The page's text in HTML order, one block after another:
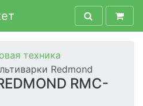
техника
Redmond
RMC-